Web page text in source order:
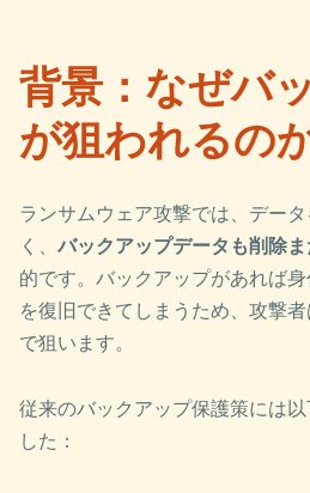
背景：なぜバ
が狙われるの
ランサムウェア攻撃では、デー
く、 バックアップデータも削除
的です。バックアップがあれば
を復旧できてしまうため、攻撃
で狙います。
従来のバックアップ保護策には
した：